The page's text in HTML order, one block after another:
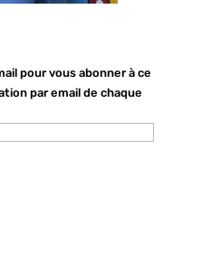
pour vous abonner à ce
par email de chaque